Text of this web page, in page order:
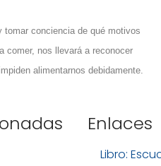
tomar conciencia de qué motivos
comer, nos llevará a reconocer
alimentarnos debidamente.
Enlaces
Libro: